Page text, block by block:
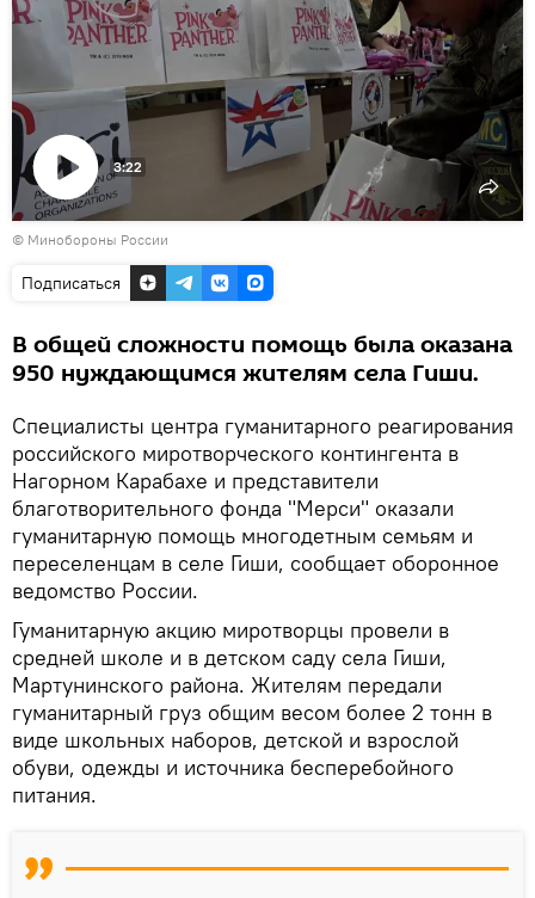
Воспроизвести
видео
3:22
© Минобороны России
Подписаться
В общей сложности помощь была оказана
950 нуждающимся жителям села Гиши.
Специалисты центра гуманитарного реагирования
российского миротворческого контингента в
Нагорном Карабахе и представители
благотворительного фонда "Мерси" оказали
гуманитарную помощь многодетным семьям и
переселенцам в селе Гиши, сообщает оборонное
ведомство России.
Гуманитарную акцию миротворцы провели в
средней школе и в детском саду села Гиши,
Мартунинского района. Жителям передали
гуманитарный груз общим весом более 2 тонн в
виде школьных наборов, детской и взрослой
обуви, одежды и источника бесперебойного
питания.